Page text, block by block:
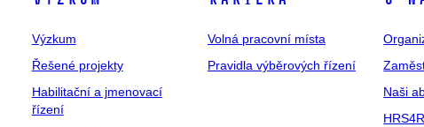
Výzkum
Řešené projekty
Habilitační a jmenovací
řízení
Volná pracovní místa
Pravidla výběrových řízení
Naši